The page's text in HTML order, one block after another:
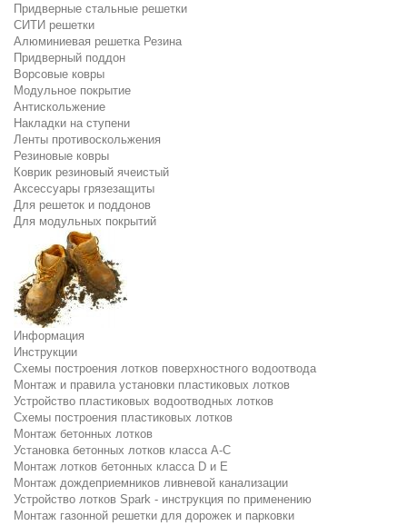
Придверные стальные решетки
СИТИ решетки
Алюминиевая решетка Резина
Придверный поддон
Ворсовые ковры
Модульное покрытие
Антискольжение
Накладки на ступени
Ленты противоскольжения
Резиновые ковры
Коврик резиновый ячеистый
Аксессуары грязезащиты
Для решеток и поддонов
Для модульных покрытий
Информация
Инструкции
Схемы построения лотков поверхностного водоотвода
Монтаж и правила установки пластиковых лотков
Устройство пластиковых водоотводных лотков
Схемы построения пластиковых лотков
Монтаж бетонных лотков
Установка бетонных лотков класса A-C
Монтаж лотков бетонных класса D и E
Монтаж дождеприемников ливневой канализации
Устройство лотков Spark - инструкция по применению
Монтаж газонной решетки для дорожек и парковки